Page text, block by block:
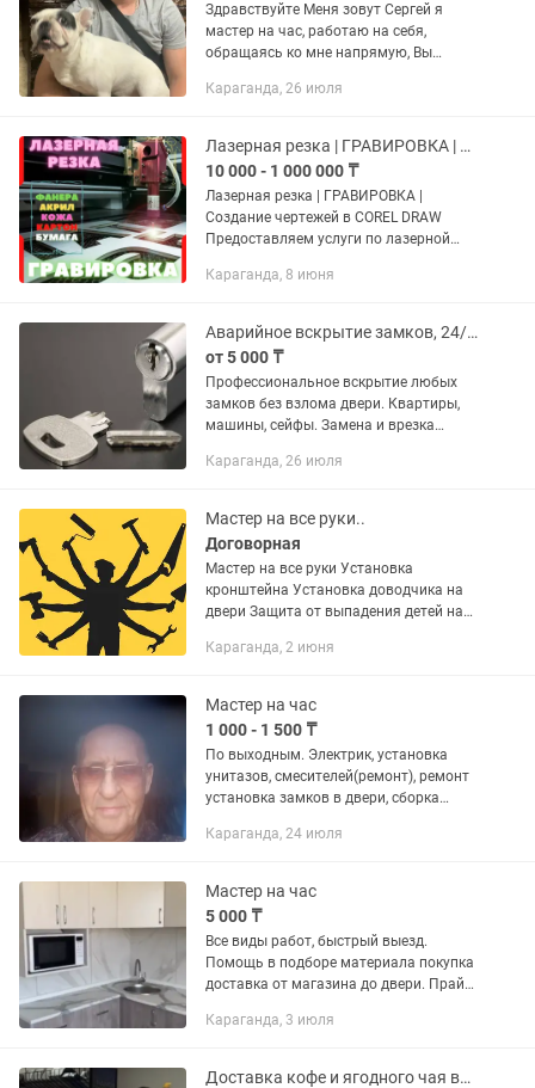
Здравствуйте Меня зовут Сергей я
мастер на час, работаю на себя,
обращаясь ко мне напрямую, Вы
делаю: МЕЛKИЙ БЫT. РЕМОНТ: -Услуга
Караганда, 26 июля
Лазерная резка | ГРАВИРОВКА | Создание чертежей в COREL DRAW
10 000 - 1 000 000 ₸
Лазерная резка | ГРАВИРОВКА |
Создание чертежей в COREL DRAW
Предоставляем услуги по лазерной
кожа, дерево, ткань и т.д) - Предметы
Караганда, 8 июня
Аварийное вскрытие замков, 24/7! Караганда
от 5 000 ₸
Профессиональное вскрытие любых
замков без взлома двери. Квартиры,
машины, сейфы. Замена и врезка
район города за 20 минут.
Караганда, 26 июля
Мастер на все руки..
Договорная
Мастер на все руки Установка
кронштейна Установка доводчика на
двери Защита от выпадения детей на
гардину(карниза)
Караганда, 2 июня
Мастер на час
1 000 - 1 500 ₸
По выходным. Электрик, установка
унитазов, смесителей(ремонт), ремонт
установка замков в двери, сборка
Караганда, 24 июля
Мастер на час
5 000 ₸
Все виды работ, быстрый выезд.
Помощь в подборе материала покупка
доставка от магазина до двери. Прайс-
2. По электрике от 5000 3. Мелкий
Караганда, 3 июля
Доставка кофе и ягодного чая вкусно и удобно!